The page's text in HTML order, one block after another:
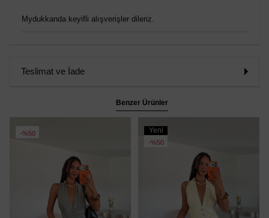
Mydukkanda keyifli alışverişler dileriz.
Teslimat ve İade
Benzer Ürünler
%50
Yeni
Ürün
%50